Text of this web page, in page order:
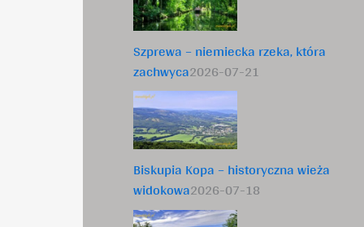
Szprewa – niemiecka rzeka, która
zachwyca2026-07-21
Biskupia Kopa – historyczna wieża
widokowa2026-07-18